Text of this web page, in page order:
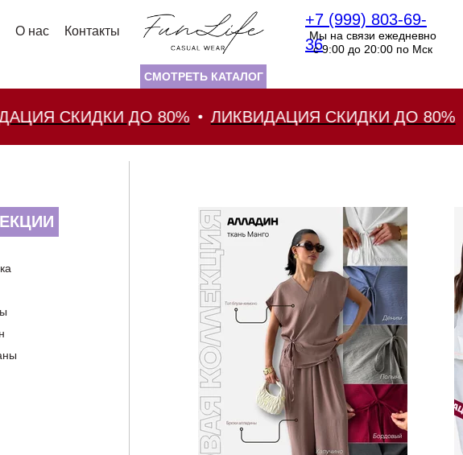
О нас Контакты
СМОТРЕТЬ КАТАЛОГ
+7 (999) 803-69-
36
Мы на связи ежедневно
с 9:00 до 20:00 по Мск
СКИДКИ ДО 80% ЛИКВИДАЦИЯ СКИДКИ ДО 80%